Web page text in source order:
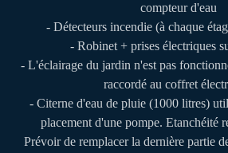
compteur d'eau
- Détecteurs incendie (à chaque
- Robinet + prises électriques
- L'éclairage du jardin n'est pas
raccordé au coffret
- Citerne d'eau de pluie (1000 litres)
placement d'une pompe. Etanchéité
Prévoir de remplacer la dernière partie